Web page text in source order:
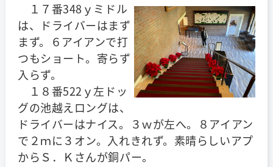
１７番348ｙミドル
は、ドライバーはまず
まず。６アイアンで打
つもショート。寄らず
入らず。
１８番522ｙ左ドッ
グの池越えロングは、
ドライバーはナイス。３ｗが左へ。８アイアン
で２ｍに３オン。入れきれず。素晴らしいアプ
からＳ．Ｋさんが銅パー。